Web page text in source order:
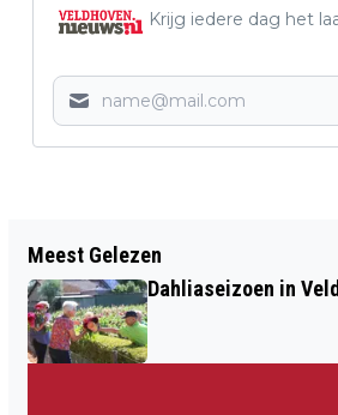
Krijg iedere dag het
ACCREDITATIE MÁXIMA
TOPKLINISCH
JAAR VERLENGD
Meest Gelezen
Dahliaseizoen in